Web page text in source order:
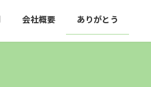
会社概要 ありがとう